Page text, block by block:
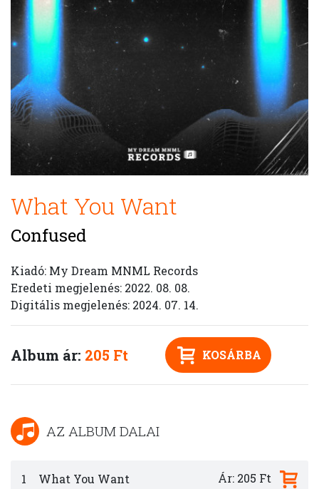
What You Want
Confused
Kiadó: My Dream MNML Records
Eredeti megjelenés: 2022. 08. 08.
Digitális megjelenés: 2024. 07. 14.
Album ár: 205 Ft KOSÁRBA
AZ ALBUM DALAI
1 What You Want Ár: 205 Ft